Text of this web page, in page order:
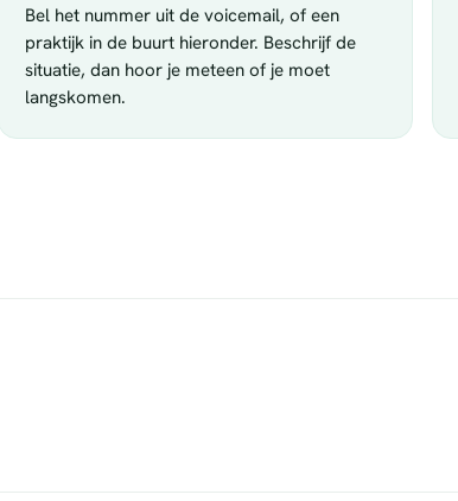
Bel het nummer uit de voicemail, of een
praktijk in de buurt hieronder. Beschrijf de
situatie, dan hoor je meteen of je moet
langskomen.